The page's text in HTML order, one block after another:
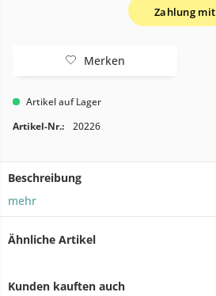
Zahlung mit
Merken
Artikel auf Lager
Artikel-Nr.:
20226
Beschreibung
mehr
Ähnliche Artikel
Kunden kauften auch